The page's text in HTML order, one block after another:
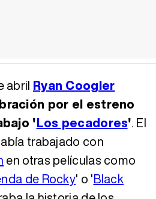
abril Ryan Coogler
por el estreno
'Los pecadores'. El
trabajado con
en otras películas como
de Rocky' o 'Black